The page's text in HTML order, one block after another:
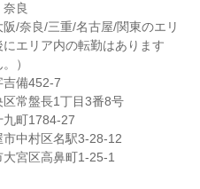
良
/奈良/三重/名古屋/関東のエリ
エリア内の転勤はあります
）
吉備452-7
区常盤長1丁目3番8号
九町1784-27
市中村区名駅3-28-12
大宮区高鼻町1-25-1